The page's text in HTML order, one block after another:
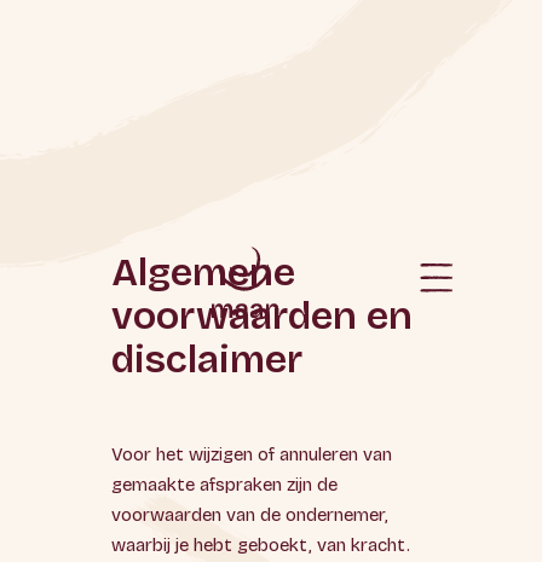
Algemene
voorwaarden en
disclaimer
Voor het wijzigen of annuleren van
gemaakte afspraken zijn de
voorwaarden van de ondernemer,
waarbij je hebt geboekt, van kracht.